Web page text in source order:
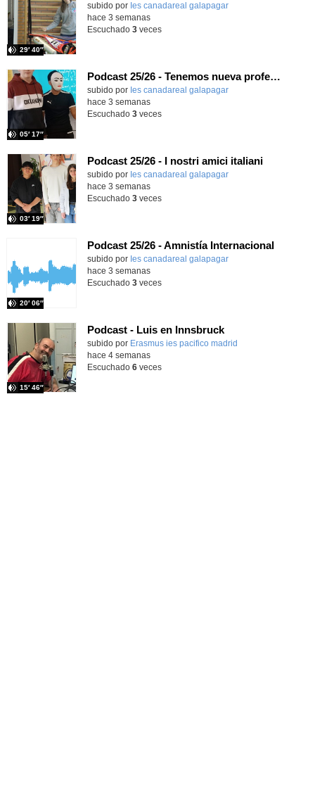
subido por Ies canadareal galapagar
29′ 40″
-
hace 3 semanas
Escuchado 3veces
Podcast 25/26 - Tenemos nueva profesora de Griego ¿Conoces a María Eugenia?
subido por Ies canadareal galapagar
05′ 17″
-
hace 3 semanas
Escuchado 3veces
Podcast 25/26 - I nostri amici italiani
subido por Ies canadareal galapagar
03′ 19″
-
hace 3 semanas
Escuchado 3veces
Podcast 25/26 - Amnistía Internacional
subido por Ies canadareal galapagar
20′ 06″
-
hace 3 semanas
Escuchado 3veces
Podcast - Luis en Innsbruck
subido por Erasmus ies pacifico madrid
15′ 46″
hace 4 semanas
Escuchado 6veces